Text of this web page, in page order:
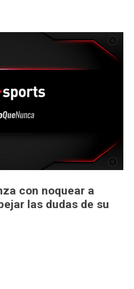
con noquear a
las dudas de su